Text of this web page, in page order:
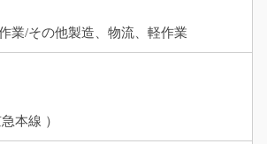
業/その他製造、物流、軽作業
本線 ）